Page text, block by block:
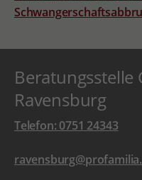
Beratungsstelle
Ravensburg
Telefon: 0751 24343